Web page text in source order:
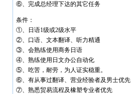
⑥、完成总经理下达的其它任务
条件：
①、日语1级或2级水平
②、口语、文本翻译、听力精通
③、会熟练使用商务日语
④、熟练使用日文办公自动化
⑤、吃苦，耐劳，为人证实稳重。
⑥、有从事过翻译、营业经验者及男士优先
⑦、熟悉贸易流程及橡塑专业者优先